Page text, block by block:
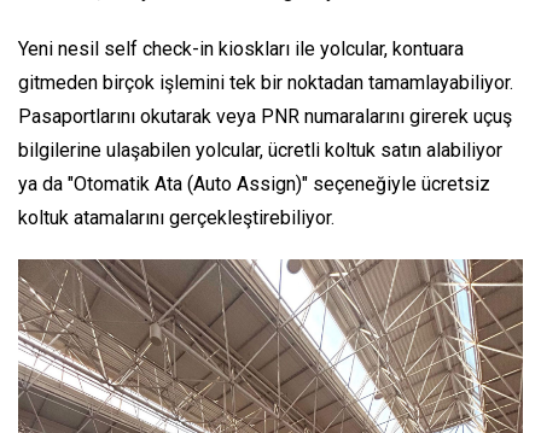
Yeni nesil self check-in kioskları ile yolcular, kontuara
gitmeden birçok işlemini tek bir noktadan tamamlayabiliyor.
Pasaportlarını okutarak veya PNR numaralarını girerek uçuş
bilgilerine ulaşabilen yolcular, ücretli koltuk satın alabiliyor
ya da "Otomatik Ata (Auto Assign)" seçeneğiyle ücretsiz
koltuk atamalarını gerçekleştirebiliyor.